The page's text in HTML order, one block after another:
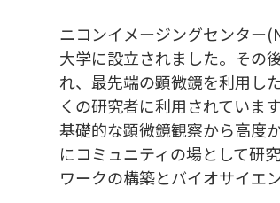
ニコンイメージングセンター
大学に設立されました。その
れ、最先端の顕微鏡を利用し
くの研究者に利用されています
基礎的な顕微鏡観察から高度
にコミュニティの場として研
ワークの構築とバイオサイエ